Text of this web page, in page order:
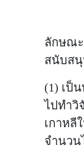
ลักษณ
สนับส
(1) เป็
ไปทำวิ
เกาหลี
จำนวน